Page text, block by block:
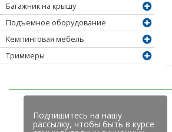
Багажник на крышу
Подъемное оборудование
Кемпинговая мебель
Триммеры
Подпишитесь на нашу
рассылку, чтобы быть в курсе